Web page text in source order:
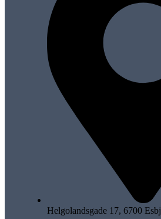
Helgolandsgade 17, 6700